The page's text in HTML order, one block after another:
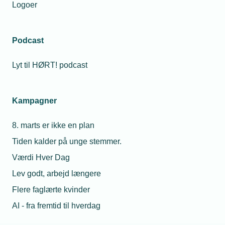
Logoer
Podcast
Lyt til HØRT! podcast
Kampagner
8. marts er ikke en plan
Tiden kalder på unge stemmer.
Værdi Hver Dag
Lev godt, arbejd længere
Flere faglærte kvinder
AI - fra fremtid til hverdag
03. jun. 2026
28. maj 2026